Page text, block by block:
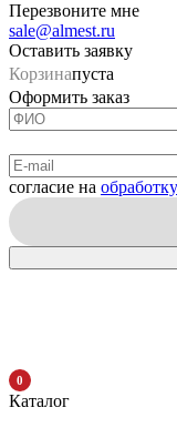
Перезвоните мне
sale@almest.ru
Оставить заявку
Корзинапуста
Оформить заказ
согласие на
0
Каталог